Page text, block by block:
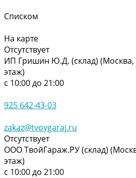
Списком
На карте
Отсутствует
ИП Гришин Ю.Д. (склад)
этаж)
с 10:00 до 21:00
925 642-43-03
zakaz@tvoygaraj.ru
Отсутствует
ООО ТвойГараж.РУ (склад)
этаж)
с 10:00 до 21:00